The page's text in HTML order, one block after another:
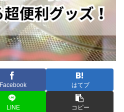
Facebook はてブ
LINE コピー